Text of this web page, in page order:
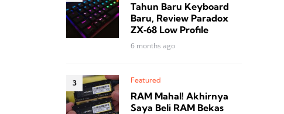
Tahun Baru Keyboard
Baru, Review Paradox
ZX‑68 Low Profile
6 months ago
Featured
RAM Mahal! Akhirnya
Saya Beli RAM Bekas